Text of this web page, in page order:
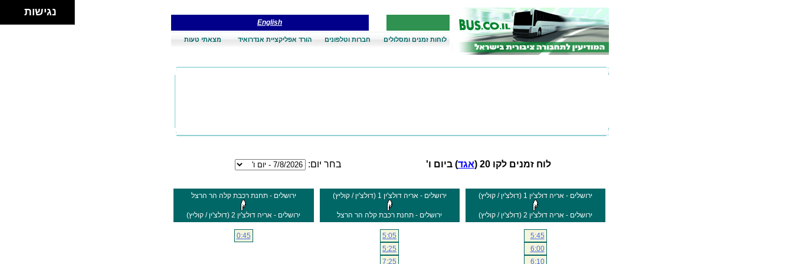
English
לוחות זמנים ומסלולים חברות וטלפונים הורד אפליקציית אנדרואיד מצאתי טעות
לוח זמנים לקו 20 ( אגד) ביום ו' בחר יום:
ירושלים - אריה דולצ'ין 1 (דולצ'ין / קוליץ)
ירושלים - אריה דולצ'ין 2 (דולצ'ין / קוליץ)
5:45
6:00
6:10
ירושלים - אריה דולצ'ין 1 (דולצ'ין / קוליץ)
ירושלים - תחנת רכבת קלה הר הרצל
5:05
5:25
7:25
ירושלים - תחנת רכבת קלה הר הרצל
ירושלים - אריה דולצ'ין 2 (דולצ'ין / קוליץ)
0:45
נגישות